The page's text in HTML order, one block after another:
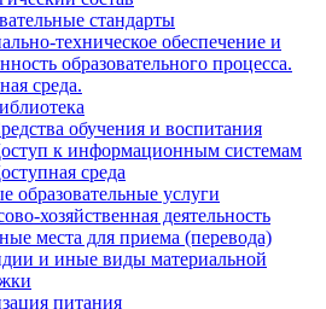
стандарты
техническое обеспечение и
образовательного процесса.
среда.
обучения и воспитания
к информационным системам
среда
образовательные услуги
хозяйственная деятельность
места для приема (перевода)
и иные виды материальной
питания